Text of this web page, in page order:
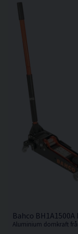
Bahco